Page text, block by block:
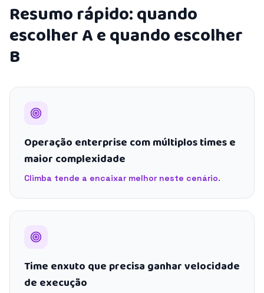
Resumo rápido: quando
escolher A e quando escolher
B
Operação enterprise com múltiplos times e
maior complexidade
Climba tende a encaixar melhor neste cenário.
Time enxuto que precisa ganhar velocidade
de execução